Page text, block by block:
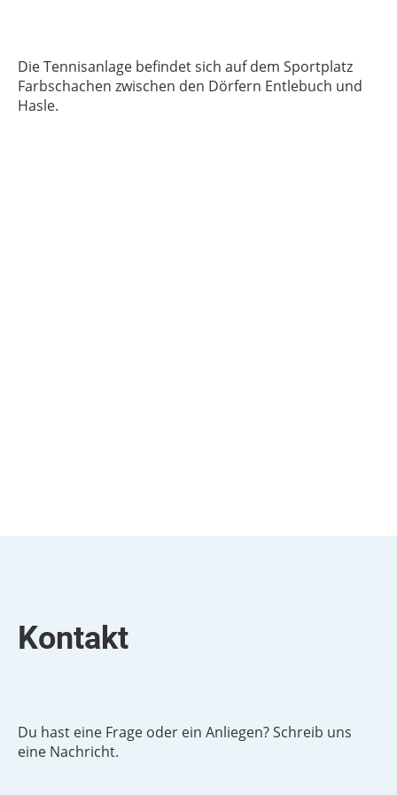
Die Tennisanlage befindet sich auf dem Sportplatz
Farbschachen zwischen den Dörfern Entlebuch und
Hasle.
Kontakt
Du hast eine Frage oder ein Anliegen? Schreib uns
eine Nachricht.